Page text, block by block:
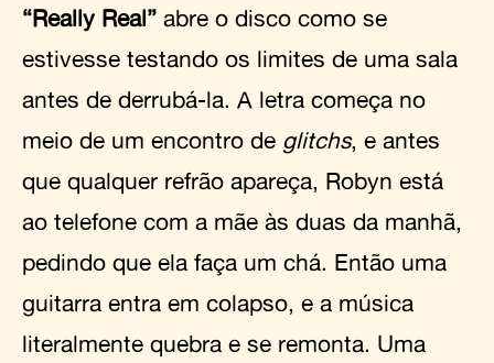
“Really Real” abre o disco como se
estivesse testando os limites de uma sala
antes de derrubá-la. A letra começa no
meio de um encontro de glitchs, e antes
que qualquer refrão apareça, Robyn está
ao telefone com a mãe às duas da manhã,
pedindo que ela faça um chá. Então uma
guitarra entra em colapso, e a música
literalmente quebra e se remonta. Uma